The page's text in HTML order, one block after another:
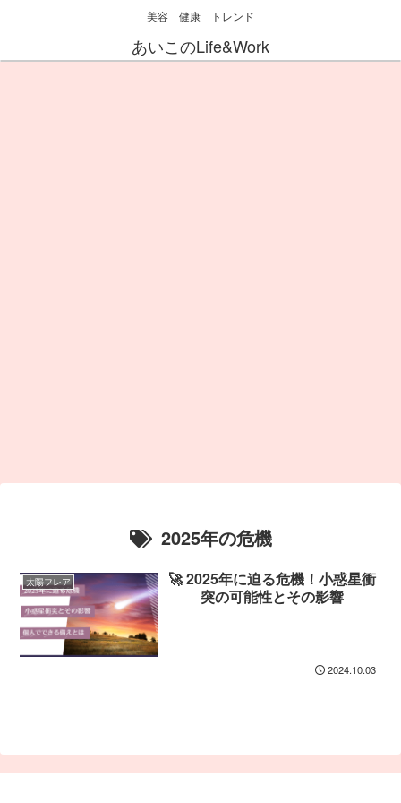
美容 健康 トレンド
あいこのLife&Work
2025年の危機
太陽フレア
🚀 2025年に迫る危機！小惑星衝
突の可能性とその影響
2024.10.03